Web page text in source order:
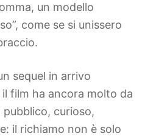
un modello
come se si unissero
sequel in arrivo
il film ha ancora molto da
pubblico, curioso,
il richiamo non è solo